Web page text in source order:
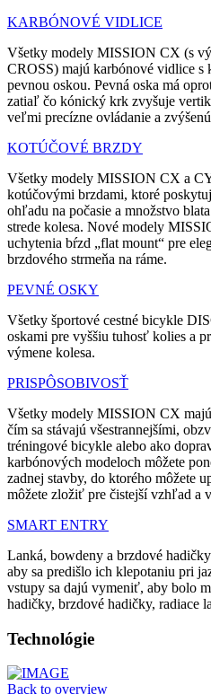
KARBÓNOVÉ VIDLICE
Všetky modely MISSION CX (s
CROSS) majú karbónové vidlice
pevnou oskou. Pevná oska má
zatiaľ čo kónický krk zvyšuje
veľmi precízne ovládanie a
KOTÚČOVÉ BRZDY
Všetky modely MISSION CX a
kotúčovými brzdami, ktoré
ohľadu na počasie a množstvo
strede kolesa. Nové modely
uchytenia bŕzd „flat mount“ pre
brzdového strmeňa na ráme.
PEVNÉ OSKY
Všetky športové cestné bicykle
oskami pre vyššiu tuhosť kolies a
výmene kolesa.
PRISPÔSOBIVOSŤ
Všetky modely MISSION CX
čím sa stávajú všestrannejšími,
tréningové bicykle alebo ako
karbónových modeloch môžete
zadnej stavby, do ktorého môžete
môžete zložiť pre čistejší vzhľad a
SMART ENTRY
Lanká, bowdeny a brzdové
aby sa predišlo ich klepotaniu pri
vstupy sa dajú vymeniť, aby bolo
hadičky, brzdové hadičky, radiace
Technológie
Back to overview